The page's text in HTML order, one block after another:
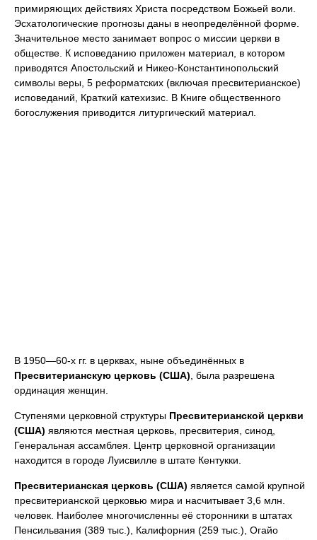
примиряющих действиях Христа посредством Божьей воли.
Эсхатологические прогнозы даны в неопределённой форме.
Значительное место занимает вопрос о миссии церкви в
обществе. К исповеданию приложен материал, в котором
приводятся Апостольский и Никео-Константинопольский
символы веры, 5 реформатских (включая пресвитерианское)
исповеданий, Краткий катехизис. В Книге общественного
богослужения приводится литургический материал.
В 1950—60-х гг. в церквах, ныне объединённых в
Пресвитерианскую церковь (США) , была разрешена
ординация женщин.
Ступенями церковной структуры Пресвитерианской церкви
(США) являются местная церковь, пресвитерия, синод,
Генеральная ассамблея. Центр церковной организации
находится в городе Луисвилле в штате Кентукки.
Пресвитерианская церковь (США) является самой крупной
пресвитерианской церковью мира и насчитывает 3,6 млн.
человек. Наиболее многочисленны её сторонники в штатах
Пенсильвания (389 тыс.), Калифорния (259 тыс.), Огайо